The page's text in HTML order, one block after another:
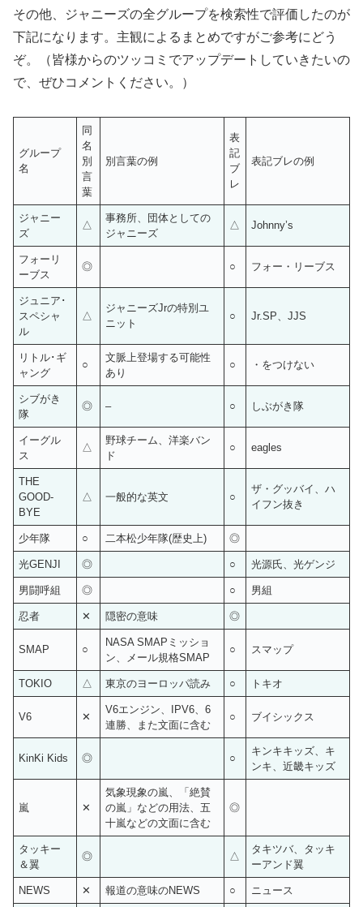
その他、ジャニーズの全グループを検索性で評価したのが
下記になります。主観によるまとめですがご参考にどう
ぞ。（皆様からのツッコミでアップデートしていきたいの
で、ぜひコメントください。）
グループ
名
同
名
別
言
葉
別言葉の例
表
記
ブ
レ
表記ブレの例
ジャニー
ズ
△
事務所、団体としての
ジャニーズ
△ Johnny’s
フォーリ
ーブス
◎ ○ フォー・リーブス
ジュニア･
スペシャ
ル
△
ジャニーズJrの特別ユ
ニット
○ Jr.SP、JJS
リトル･ギ
ャング
○
文脈上登場する可能性
あり
○ ・をつけない
シブがき
隊
◎ – ○ しぶがき隊
イーグル
ス
△
野球チーム、洋楽バン
ド
○ eagles
THE
GOOD-
BYE
△ 一般的な英文 ○
ザ・グッバイ、ハ
イフン抜き
少年隊 ○ 二本松少年隊(歴史上) ◎
光GENJI ◎ ○ 光源氏、光ゲンジ
男闘呼組 ◎ ○ 男組
忍者 ✕ 隠密の意味 ◎
SMAP ○
NASA SMAPミッショ
ン、メール規格SMAP
○ スマップ
TOKIO △ 東京のヨーロッパ読み ○ トキオ
V6 ✕
V6エンジン、IPV6、6
連勝、また文面に含む
○ ブイシックス
KinKi Kids ◎ ○
キンキキッズ、キ
ンキ、近畿キッズ
嵐 ✕
気象現象の嵐、「絶賛
の嵐」などの用法、五
十嵐などの文面に含む
◎
タッキー
＆翼
◎ △
タキツバ、タッキ
ーアンド翼
NEWS ✕ 報道の意味のNEWS ○ ニュース